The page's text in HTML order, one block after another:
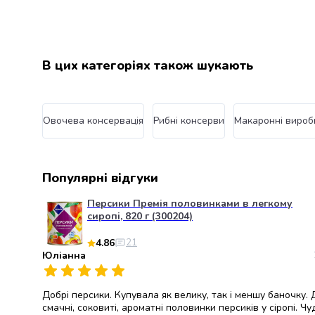
консерви
консервація
Оливки
та
Джеми
Консервовані
гриби
Варення
Соуси
і
маринади
Соуси
В цих категоріях також шукають
Овочева консервація Рибні консерви Макаронні
Популярні відгуки
Персики Премія половинками в легкому
сиропі, 820 г (300204)
4.86
21
Юліанна
Добрі персики. Купувала як велику, так і меншу баночку.
смачні, соковиті, ароматні половинки персиків у сіропі.